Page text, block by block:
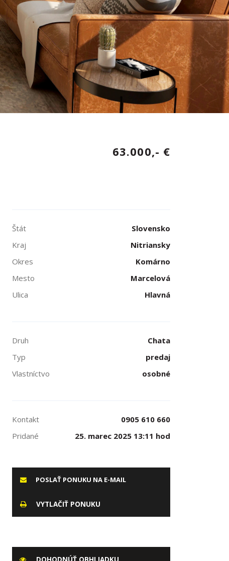
63.000,- €
Štát
Slovensko
Kraj
Nitriansky
Okres
Komárno
Mesto
Marcelová
Ulica
Hlavná
Druh
Chata
Typ
predaj
Vlastníctvo
osobné
Kontakt
0905 610 660
Pridané
25. marec 2025 13:11 hod
POSLAŤ PONUKU NA E-MAIL
VYTLAČIŤ PONUKU